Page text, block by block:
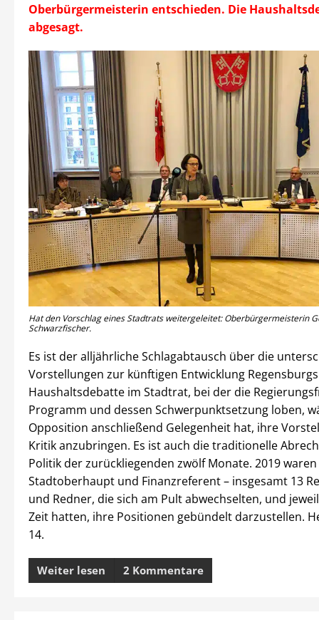
Oberbürgermeisterin entschieden. Die
abgesagt.
Hat den Vorschlag eines Stadtrats weitergeleitet: Oberbürgermeisterin
Schwarzfischer.
Es ist der alljährliche Schlagabtausch über die
Vorstellungen zur künftigen Entwicklung
Haushaltsdebatte im Stadtrat, bei der die
Programm und dessen Schwerpunktsetzung loben,
Opposition anschließend Gelegenheit hat, ihre
Kritik anzubringen. Es ist auch die traditionelle
Politik der zurückliegenden zwölf Monate. 2019 waren
Stadtoberhaupt und Finanzreferent – insgesamt 13
und Redner, die sich am Pult abwechselten, und
Zeit hatten, ihre Positionen gebündelt darzustellen.
14.
Weiter lesen 2 Kommentare